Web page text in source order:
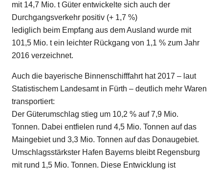
mit 14,7 Mio. t Güter entwickelte sich auch der
Durchgangsverkehr positiv (+ 1,7 %)
lediglich beim Empfang aus dem Ausland wurde mit
101,5 Mio. t ein leichter Rückgang von 1,1 % zum Jahr
2016 verzeichnet.
Auch die bayerische Binnenschifffahrt hat 2017 – laut
Statistischem Landesamt in Fürth – deutlich mehr Waren
transportiert:
Der Güterumschlag stieg um 10,2 % auf 7,9 Mio.
Tonnen. Dabei entfielen rund 4,5 Mio. Tonnen auf das
Maingebiet und 3,3 Mio. Tonnen auf das Donaugebiet.
Umschlagsstärkster Hafen Bayerns bleibt Regensburg
mit rund 1,5 Mio. Tonnen. Diese Entwicklung ist